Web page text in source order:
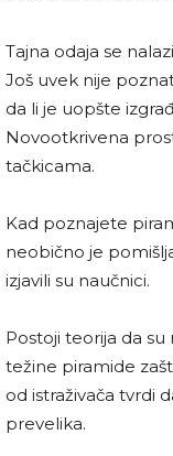
Tajna odaja se
Još uvek nije
da li je uopšte
Novootkrivena
tačkicama.
Kad poznajete
neobično je
izjavili su naučnici.
Postoji teorija da su
težine piramide
od istraživača tvrdi
prevelika.